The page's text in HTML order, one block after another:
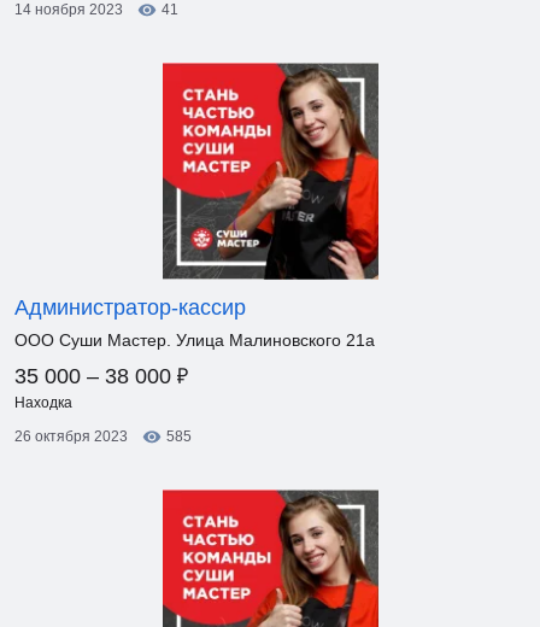
14 ноября 2023
41
Администратор-кассир
ООО Суши Мастер. Улица Малиновского 21а
35 000 – 38 000 ₽
Находка
26 октября 2023
585